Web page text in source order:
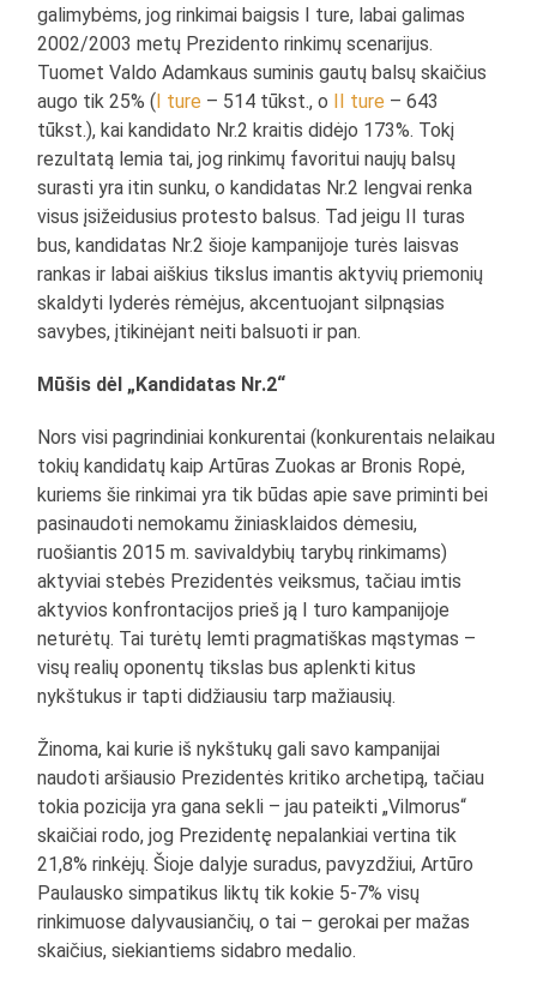
galimybėms, jog rinkimai baigsis I ture, labai galimas
2002/2003 metų Prezidento rinkimų scenarijus.
Tuomet Valdo Adamkaus suminis gautų balsų skaičius
augo tik 25% ( I ture – 514 tūkst., o II ture – 643
tūkst.), kai kandidato Nr.2 kraitis didėjo 173%. Tokį
rezultatą lemia tai, jog rinkimų favoritui naujų balsų
surasti yra itin sunku, o kandidatas Nr.2 lengvai renka
visus įsižeidusius protesto balsus. Tad jeigu II turas
bus, kandidatas Nr.2 šioje kampanijoje turės laisvas
rankas ir labai aiškius tikslus imantis aktyvių priemonių
skaldyti lyderės rėmėjus, akcentuojant silpnąsias
savybes, įtikinėjant neiti balsuoti ir pan.
Mūšis dėl „Kandidatas Nr.2“
Nors visi pagrindiniai konkurentai (konkurentais nelaikau
tokių kandidatų kaip Artūras Zuokas ar Bronis Ropė,
kuriems šie rinkimai yra tik būdas apie save priminti bei
pasinaudoti nemokamu žiniasklaidos dėmesiu,
ruošiantis 2015 m. savivaldybių tarybų rinkimams)
aktyviai stebės Prezidentės veiksmus, tačiau imtis
aktyvios konfrontacijos prieš ją I turo kampanijoje
neturėtų. Tai turėtų lemti pragmatiškas mąstymas –
visų realių oponentų tikslas bus aplenkti kitus
nykštukus ir tapti didžiausiu tarp mažiausių.
Žinoma, kai kurie iš nykštukų gali savo kampanijai
naudoti aršiausio Prezidentės kritiko archetipą, tačiau
tokia pozicija yra gana sekli – jau pateikti „Vilmorus“
skaičiai rodo, jog Prezidentę nepalankiai vertina tik
21,8% rinkėjų. Šioje dalyje suradus, pavyzdžiui, Artūro
Paulausko simpatikus liktų tik kokie 5-7% visų
rinkimuose dalyvausiančių, o tai – gerokai per mažas
skaičius, siekiantiems sidabro medalio.